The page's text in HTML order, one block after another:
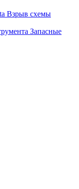
Взрыв схемы
Запасные